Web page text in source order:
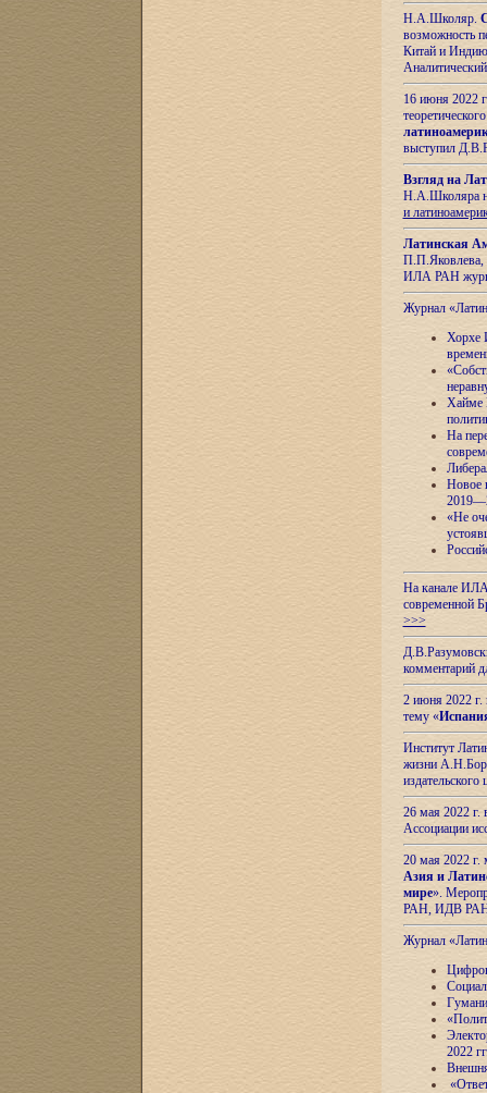
Н.А.Школяр.
возможность
Китай и
16 июня 2022
выступил
Взгляд на
Н.А.Школяра
и
Латинская
П.П.Яковлева,
ИЛА РАН
Журнал
Хорхе
Хайме
На
Новое
«Не
На канале ИЛА
современной
>>>
комментарий
2 июня 2022 г.
тему «
Институт
жизни
26 мая 2022
Ассоциации
20 мая 2022
Азия и
мире».
РАН, ИДВ
Журнал
2022